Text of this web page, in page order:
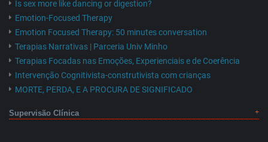
Is sex more like dancing or digestion?
Emotion-Focused Therapy
Emotion Focused Therapy: 50 minutes conversation
Terapias Narrativas | Parceria Univ Minho
Terapias Focadas nas Emoções, Experienciais e de Coerência
Intervenção Cognitivista-construtivista com crianças
MORTE, PERDA, E A PROCURA DE SIGNIFICADO
Supervisão Clínica